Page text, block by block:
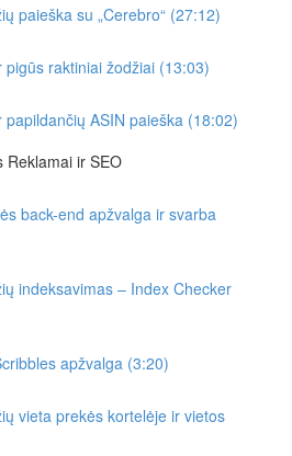
paieška su „Cerebro“ (27:12)
pigūs raktiniai žodžiai (13:03)
ASIN paieška (18:02)
Reklamai ir SEO
back-end apžvalga ir svarba
indeksavimas – Index Checker
apžvalga (3:20)
vieta prekės kortelėje ir vietos